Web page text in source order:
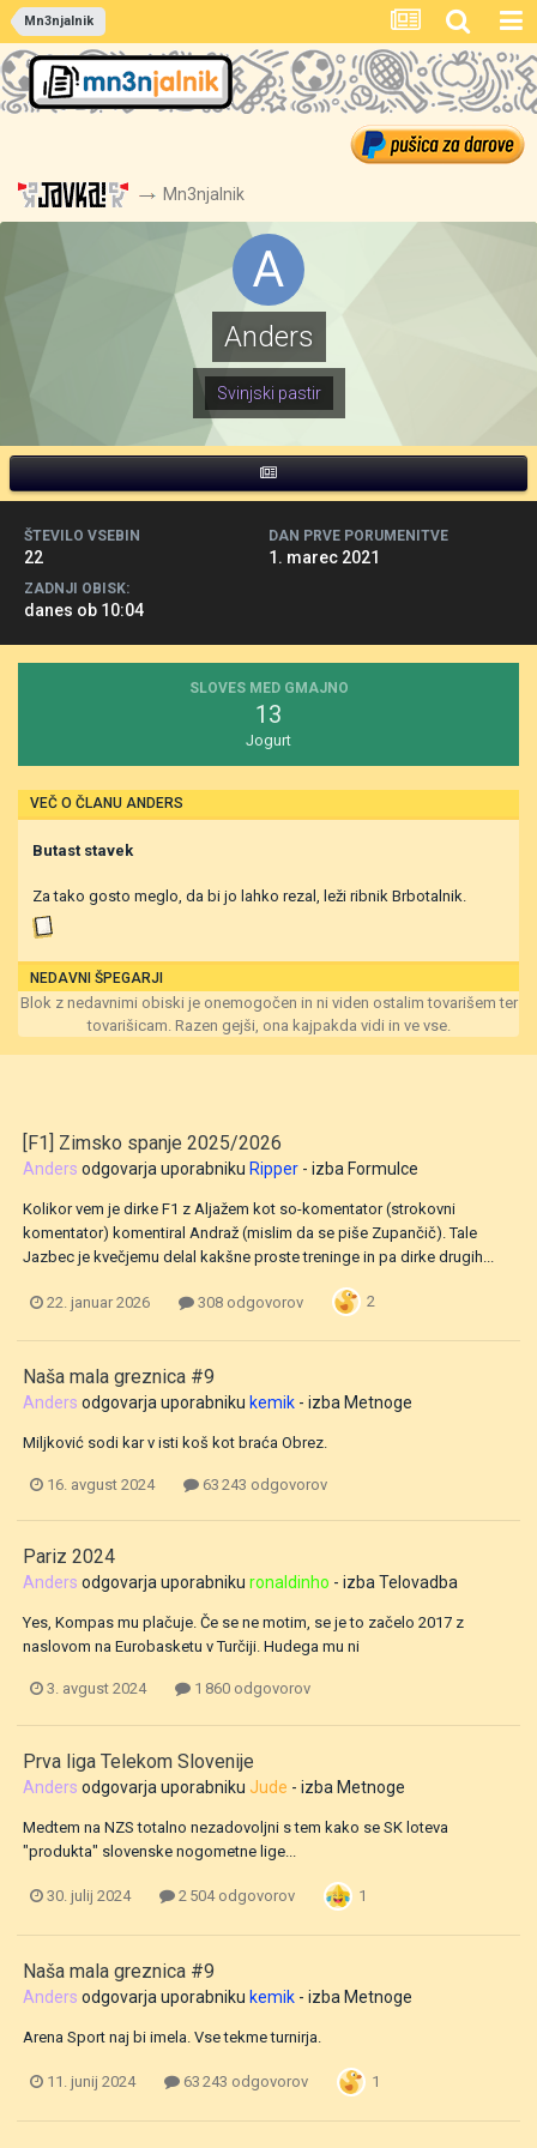
Mn3njalnik
Mn3njalnik
Anders
Svinjski pastir
ŠTEVILO VSEBIN
22
DAN PRVE PORUMENITVE
1. marec 2021
ZADNJI OBISK:
danes ob 10:04
SLOVES MED GMAJNO
13
Jogurt
VEČ O ČLANU ANDERS
Butast stavek
Za tako gosto meglo, da bi jo lahko rezal, leži ribnik Brbotalnik.
NEDAVNI ŠPEGARJI
Blok z nedavnimi obiski je onemogočen in ni viden ostalim tovarišem ter
tovarišicam. Razen gejši, ona kajpakda vidi in ve vse.
[F1] Zimsko spanje 2025/2026
Anders odgovarja uporabniku Ripper - izba Formulce
Kolikor vem je dirke F1 z Aljažem kot so-komentator (strokovni
komentator) komentiral Andraž (mislim da se piše Zupančič). Tale
Jazbec je kvečjemu delal kakšne proste treninge in pa dirke drugih...
22. januar 2026 308 odgovorov 2
Naša mala greznica #9
Anders odgovarja uporabniku kemik - izba Metnoge
Miljković sodi kar v isti koš kot braća Obrez.
16. avgust 2024 63 243 odgovorov
Pariz 2024
Anders odgovarja uporabniku ronaldinho - izbaTelovadba
Yes, Kompas mu plačuje. Če se ne motim, se je to začelo 2017 z
naslovom na Eurobasketu v Turčiji. Hudega mu ni
3. avgust 2024 1 860 odgovorov
Prva liga Telekom Slovenije
Anders odgovarja uporabniku Jude - izba Metnoge
Medtem na NZS totalno nezadovoljni s tem kako se SK loteva
"produkta" slovenske nogometne lige...
30. julij 2024 2 504 odgovorov 1
Naša mala greznica #9
Anders odgovarja uporabniku kemik - izba Metnoge
Arena Sport naj bi imela. Vse tekme turnirja.
11. junij 2024 63 243 odgovorov 1